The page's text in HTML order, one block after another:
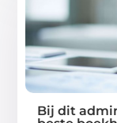
Bij dit